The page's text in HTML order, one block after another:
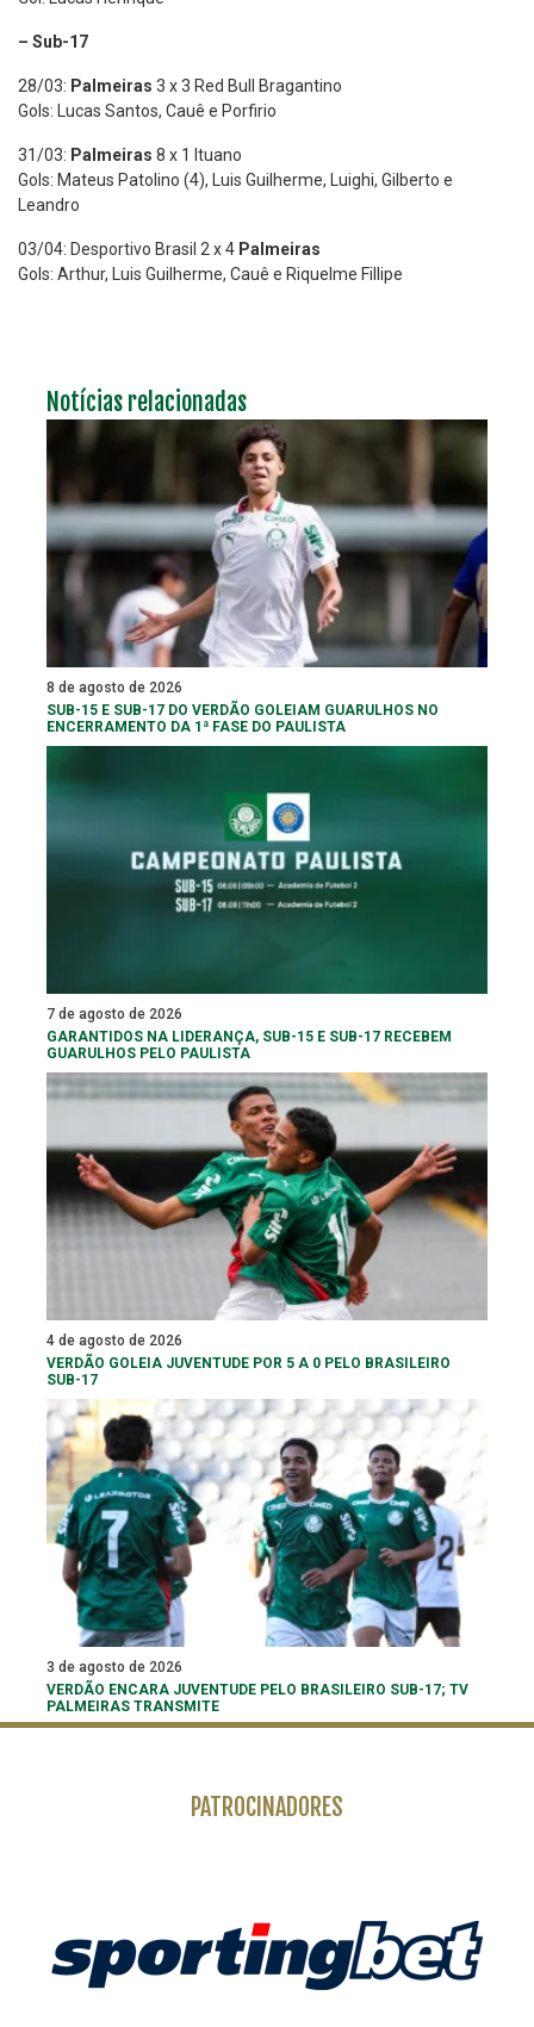
– Sub-17
28/03: Palmeiras 3 x 3 Red Bull Bragantino
Gols: Lucas Santos, Cauê e Porfirio
31/03: Palmeiras 8 x 1 Ituano
Gols: Mateus Patolino (4), Luis Guilherme, Luighi, Gilberto e
Leandro
03/04: Desportivo Brasil 2 x 4 Palmeiras
Gols: Arthur, Luis Guilherme, Cauê e Riquelme Fillipe
Notícias relacionadas
8 de agosto de 2026
SUB-15 E SUB-17 DO VERDÃO GOLEIAM GUARULHOS NO
ENCERRAMENTO DA 1ª FASE DO PAULISTA
7 de agosto de 2026
GARANTIDOS NA LIDERANÇA, SUB-15 E SUB-17 RECEBEM
GUARULHOS PELO PAULISTA
4 de agosto de 2026
VERDÃO GOLEIA JUVENTUDE POR 5 A 0 PELO BRASILEIRO
SUB-17
3 de agosto de 2026
VERDÃO ENCARA JUVENTUDE PELO BRASILEIRO SUB-17; TV
PALMEIRAS TRANSMITE
PATROCINADORES